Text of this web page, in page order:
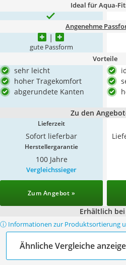
Ideal für Aqua-
Angenehme
gute Passform
Vorteile
sehr leicht
hoher Tragekomfort
abgerundete Kanten
Zu den
Lieferzeit
Sofort lieferbar
Herstellergarantie
100 Jahre
Vergleichssieger
Zum Angebot »
Erhältlich bei
ⓘ Informationen zur Produktsortierung
Ähnliche Vergleiche